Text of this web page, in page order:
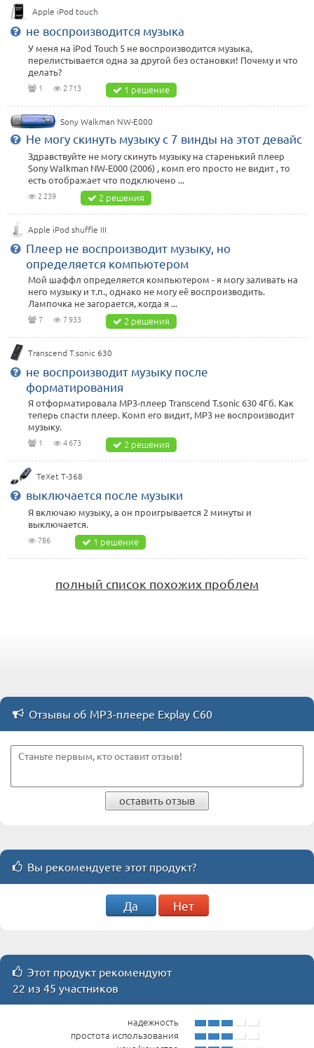
Apple iPod touch
не воспроизводится музыка
У меня на iPod Touch 5 не воспроизводится музыка,
перелистывается одна за другой без остановки! Почему и что
делать?
1 2 713 1 решение
Sony Walkman NW-E000
Не могу скинуть музыку с 7 винды на этот девайс
Здравствуйте не могу скинуть музыку на старенький плеер
Sony Walkman NW-E000 (2006) , комп его просто не видит , то
есть отображает что подключено ...
2 239 2 решения
Apple iPod shuffle III
Плеер не воспроизводит музыку, но
определяется компьютером
Мой шаффл определяется компьютером - я могу заливать на
него музыку и т.п., однако не могу её воспроизводить.
Лампочка не загорается, когда я ...
7 7 933 2 решения
Transcend T.sonic 630
не воспроизводит музыку после
форматирования
Я отформатировала MP3-плеер Transcend T.sonic 630 4Гб. Как
теперь спасти плеер. Комп его видит, МР3 не воспроизводит
музыку.
1 4 673 2 решения
TeXet T-368
выключается после музыки
Я включаю музыку, а он проигрывается 2 минуты и
выключается.
786 1 решение
полный список похожих проблем
Отзывы об MP3-плеере Explay C60
оставить отзыв
Вы рекомендуете этот продукт?
Да Нет
Этот продукт рекомендуют
22 из 45 участников
надежность
простота использования